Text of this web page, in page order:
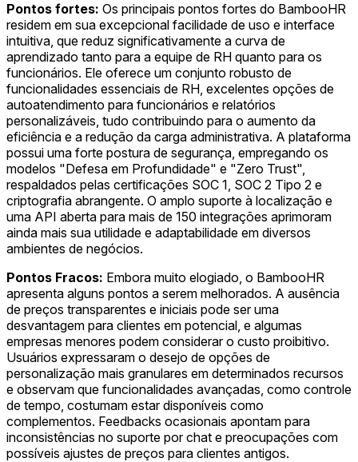
Pontos fortes: Os principais pontos fortes do BambooHR
residem em sua excepcional facilidade de uso e interface
intuitiva, que reduz significativamente a curva de
aprendizado tanto para a equipe de RH quanto para os
funcionários. Ele oferece um conjunto robusto de
funcionalidades essenciais de RH, excelentes opções de
autoatendimento para funcionários e relatórios
personalizáveis, tudo contribuindo para o aumento da
eficiência e a redução da carga administrativa. A plataforma
possui uma forte postura de segurança, empregando os
modelos "Defesa em Profundidade" e "Zero Trust",
respaldados pelas certificações SOC 1, SOC 2 Tipo 2 e
criptografia abrangente. O amplo suporte à localização e
uma API aberta para mais de 150 integrações aprimoram
ainda mais sua utilidade e adaptabilidade em diversos
ambientes de negócios.
Pontos Fracos: Embora muito elogiado, o BambooHR
apresenta alguns pontos a serem melhorados. A ausência
de preços transparentes e iniciais pode ser uma
desvantagem para clientes em potencial, e algumas
empresas menores podem considerar o custo proibitivo.
Usuários expressaram o desejo de opções de
personalização mais granulares em determinados recursos
e observam que funcionalidades avançadas, como controle
de tempo, costumam estar disponíveis como
complementos. Feedbacks ocasionais apontam para
inconsistências no suporte por chat e preocupações com
possíveis ajustes de preços para clientes antigos.